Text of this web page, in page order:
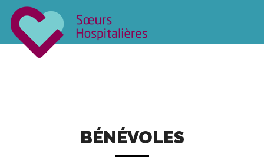
BÉNÉVOLES